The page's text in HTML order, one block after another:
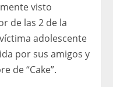
visto
de las 2 de la
adolescente
por sus amigos y
de “Cake”.